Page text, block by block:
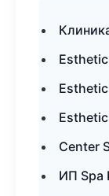
Center
ИП Spa